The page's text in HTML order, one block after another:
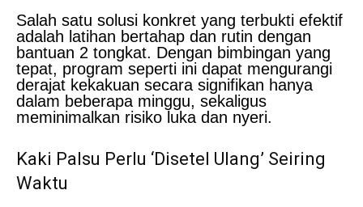
Salah satu solusi konkret yang terbukti efektif
adalah latihan bertahap dan rutin dengan
bantuan 2 tongkat. Dengan bimbingan yang
tepat, program seperti ini dapat mengurangi
derajat kekakuan secara signifikan hanya
dalam beberapa minggu, sekaligus
meminimalkan risiko luka dan nyeri.
Kaki Palsu Perlu ‘Disetel Ulang’ Seiring
Waktu